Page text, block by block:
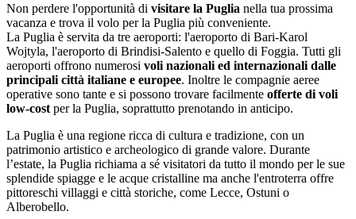
Non perdere l'opportunità di visitare la Puglia nella tua prossima
vacanza e trova il volo per la Puglia più conveniente.
La Puglia è servita da tre aeroporti: l'aeroporto di Bari-Karol
Wojtyla, l'aeroporto di Brindisi-Salento e quello di Foggia. Tutti gli
aeroporti offrono numerosi voli nazionali ed internazionali dalle
principali città italiane e europee. Inoltre le compagnie aeree
operative sono tante e si possono trovare facilmente offerte di voli
low-cost per la Puglia, soprattutto prenotando in anticipo.
La Puglia è una regione ricca di cultura e tradizione, con un
patrimonio artistico e archeologico di grande valore. Durante
l’estate, la Puglia richiama a sé visitatori da tutto il mondo per le sue
splendide spiagge e le acque cristalline ma anche l'entroterra offre
pittoreschi villaggi e città storiche, come Lecce, Ostuni o
Alberobello.